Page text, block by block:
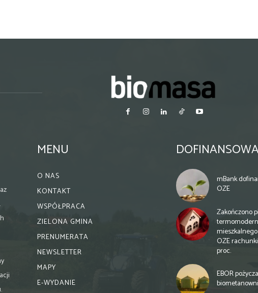
MENU
O NAS
KONTAKT
WSPÓŁPRACA
ZIELONA GMINA
PRENUMERATA
NEWSLETTER
MAPY
E-WYDANIE
mBank
OZE
Zakończono
OZE
proc.
EBOR